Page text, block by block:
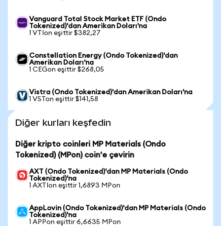
Vanguard Total Stock Market ETF (Ondo
Tokenized)'dan Amerikan Doları'na
1 VTIon eşittir $382,27
Constellation Energy (Ondo Tokenized)'dan
Amerikan Doları'na
1 CEGon eşittir $268,05
Vistra (Ondo Tokenized)'dan Amerikan Doları'na
1 VSTon eşittir $141,58
Diğer kurları keşfedin
Diğer kripto coinleri MP Materials (Ondo
Tokenized) (MPon) coin'e çevirin
AXT (Ondo Tokenized)'dan MP Materials (Ondo
Tokenized)'na
1 AXTIon eşittir 1,6893 MPon
AppLovin (Ondo Tokenized)'dan MP Materials (Ondo
Tokenized)'na
1 APPon eşittir 6,6635 MPon